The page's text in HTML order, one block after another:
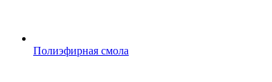
Полиэфирная смола